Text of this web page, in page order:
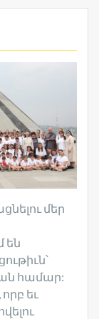
մեր
են
համար:
եւ